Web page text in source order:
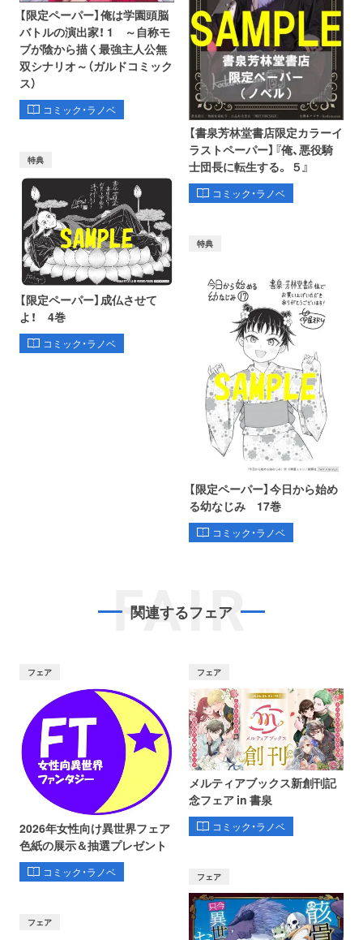
【限定ペーパー】俺は学園頭脳
バトルの演出家！ 1 ～自称モ
ブが陰から描く最強主人公無
双シナリオ～（ガルドコミック
ス）
コミック・ラノベ
【書泉芳林堂書店限定カラーイ
ラストペーパー】『俺、悪役騎
士団長に転生する。 ５』
コミック・ラノベ
特典
【限定ペーパー】成仏させて
よ！ 4巻
コミック・ラノベ
特典
【限定ペーパー】今日から始め
る幼なじみ 17巻
コミック・ラノベ
FAIR
関連するフェア
フェア
2026年女性向け異世界フェア
色紙の展示＆抽選プレゼント
コミック・ラノベ
フェア
メルティアブックス新創刊記
念フェア in 書泉
コミック・ラノベ
フェア
フェア